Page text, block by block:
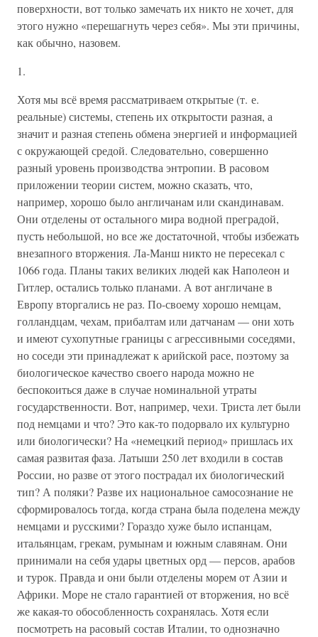
поверхности, вот только замечать их никто не хочет, для
этого нужно «перешагнуть через себя». Мы эти причины,
как обычно, назовем.
1.
Хотя мы всё время рассматриваем открытые (т. е.
реальные) системы, степень их открытости разная, а
значит и разная степень обмена энергией и информацией
с окружающей средой. Следовательно, совершенно
разный уровень производства энтропии. В расовом
приложении теории систем, можно сказать, что,
например, хорошо было англичанам или скандинавам.
Они отделены от остального мира водной преградой,
пусть небольшой, но все же достаточной, чтобы избежать
внезапного вторжения. Ла-Манш никто не пересекал с
1066 года. Планы таких великих людей как Наполеон и
Гитлер, остались только планами. А вот англичане в
Европу вторгались не раз. По-своему хорошо немцам,
голландцам, чехам, прибалтам или датчанам — они хоть
и имеют сухопутные границы с агрессивными соседями,
но соседи эти принадлежат к арийской расе, поэтому за
биологическое качество своего народа можно не
беспокоиться даже в случае номинальной утраты
государственности. Вот, например, чехи. Триста лет были
под немцами и что? Это как-то подорвало их культурно
или биологически? На «немецкий период» пришлась их
самая развитая фаза. Латыши 250 лет входили в состав
России, но разве от этого пострадал их биологический
тип? А поляки? Разве их национальное самосознание не
сформировалось тогда, когда страна была поделена между
немцами и русскими? Гораздо хуже было испанцам,
итальянцам, грекам, румынам и южным славянам. Они
принимали на себя удары цветных орд — персов, арабов
и турок. Правда и они были отделены морем от Азии и
Африки. Море не стало гарантией от вторжения, но всё
же какая-то обособленность сохранялась. Хотя если
посмотреть на расовый состав Италии, то однозначно